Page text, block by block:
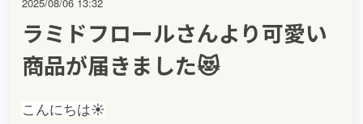
ラミドフロールさんより可愛い
商品が届きました😻
こんにちは☀️